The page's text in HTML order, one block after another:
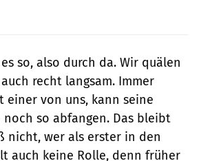
so, also durch da. Wir quälen
recht langsam. Immer
einer von uns, kann seine
noch so abfangen. Das bleibt
nicht, wer als erster in den
auch keine Rolle, denn früher